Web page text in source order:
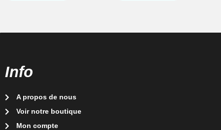
Info
A propos de nous
Voir notre boutique
Mon compte